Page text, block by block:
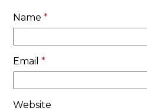
Name*
Email*
Website